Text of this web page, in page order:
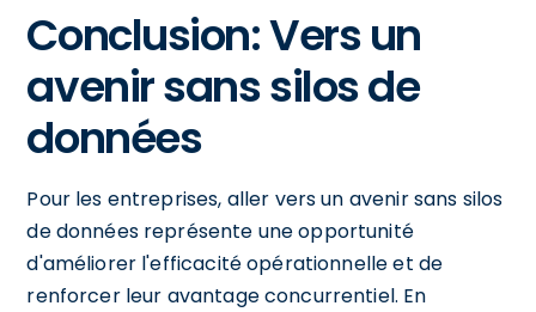
Conclusion: Vers un
avenir sans silos de
données
Pour les entreprises, aller vers un avenir sans silos
de données représente une opportunité
d'améliorer l'efficacité opérationnelle et de
renforcer leur avantage concurrentiel. En